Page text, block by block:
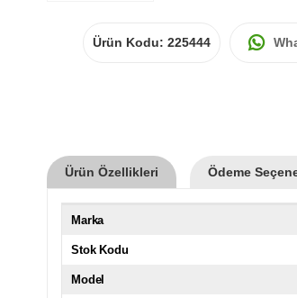
Ürün Kodu: 225444
Ürün Özellikleri Ödeme
Marka
Stok Kodu
Model